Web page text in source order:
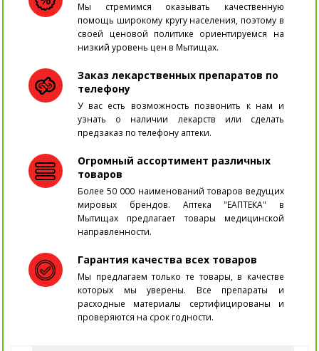
Мы стремимся оказывать качественную
помощь широкому кругу населения, поэтому в
своей ценовой политике ориентируемся на
низкий уровень цен в Мытищах.
Заказ лекарственных препаратов по
телефону
У вас есть возможность позвонить к нам и
узнать о наличии лекарств или сделать
предзаказ по телефону аптеки.
Огромный ассортимент различных
товаров
Более 50 000 наименований товаров ведущих
мировых брендов. Аптека "ЕАПТЕКА" в
Мытищах предлагает товары медицинской
направленности.
Гарантия качества всех товаров
Мы предлагаем только те товары, в качестве
которых мы уверены. Все препараты и
расходные материалы сертифицированы и
проверяются на срок годности.